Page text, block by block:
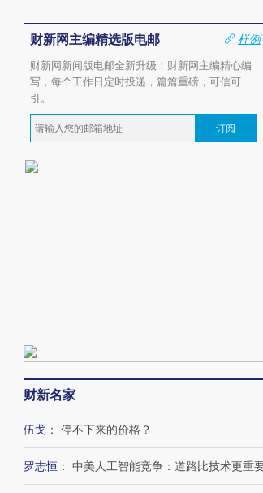
财新网主编精选版电邮
样例
财新网新闻版电邮全新升级！财新网主编精心编
写，每个工作日定时投递，篇篇重磅，可信可
引。
订阅
财新名家
伍戈 ： 停不下来的价格？
罗志恒 ： 中美人工智能竞争：道路比技术更重